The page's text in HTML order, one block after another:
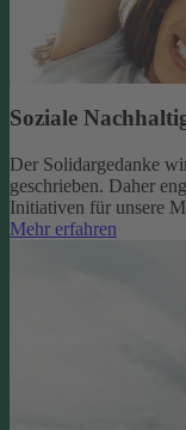
Soziale
Der Solidargedanke
geschrieben. Daher
Initiativen für unsere
Mehr erfahren